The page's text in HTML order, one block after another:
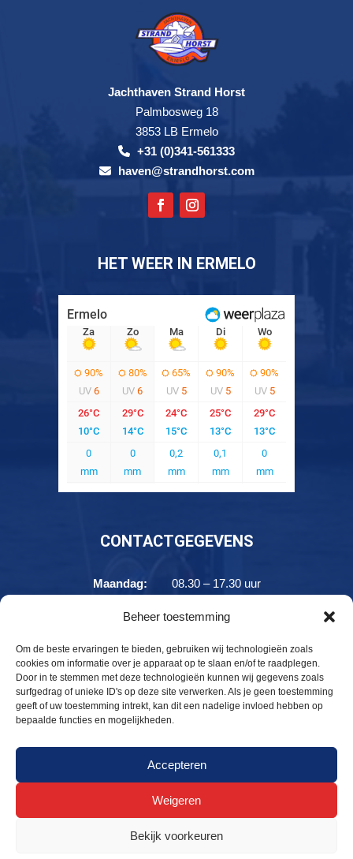
Beheer toestemming
Om de beste ervaringen te bieden, gebruiken wij technologieën zoals
cookies om informatie over je apparaat op te slaan en/of te raadplegen.
Door in te stemmen met deze technologieën kunnen wij gegevens zoals
surfgedrag of unieke ID's op deze site verwerken. Als je geen toestemming
geeft of uw toestemming intrekt, kan dit een nadelige invloed hebben op
bepaalde functies en mogelijkheden.
Accepteren
Weigeren
Bekijk voorkeuren
Jachthaven Strand Horst
Palmbosweg 18
3853 LB Ermelo
+31 (0)341-561333
haven@strandhorst.com
HET WEER IN ERMELO
CONTACTGEGEVENS
Maandag:
08.30 – 17.30 uur
08.30 – 17.30 uur
Donderdag:
08.30 – 17.30 uur
Vrijdag:
08.30 – 17.30 uur
Zaterdag:
08.30 – 17.30 uur
Zondag:
10.00 – 17.30 uur
© Jachthaven Strand Horst 2026 -
haven@strandhorst.com